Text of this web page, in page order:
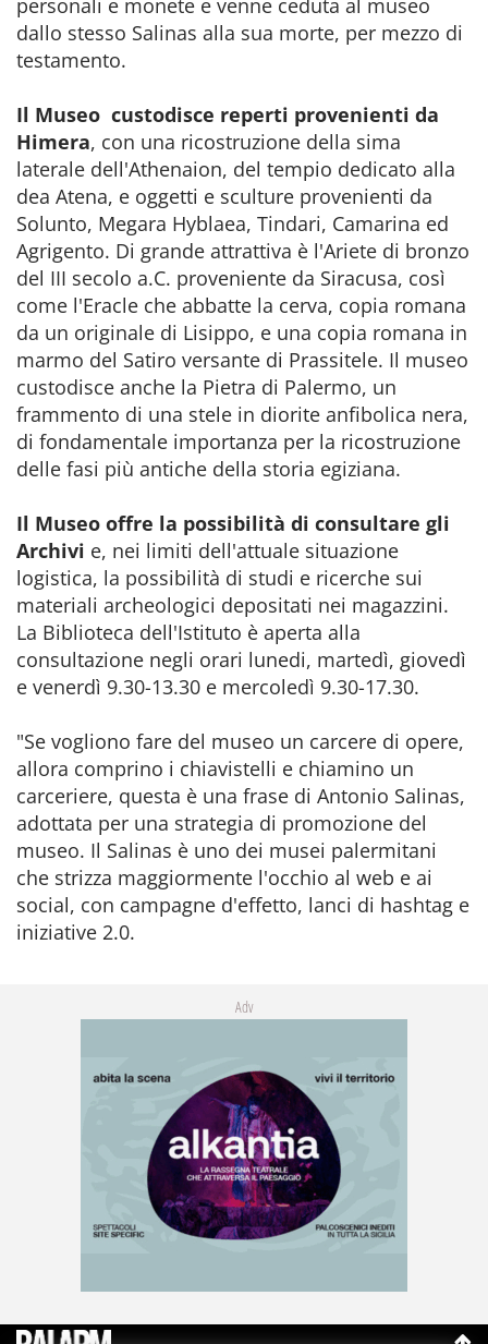
personali e monete e venne ceduta al museo
dallo stesso Salinas alla sua morte, per mezzo di
testamento.
Il Museo custodisce reperti provenienti da
Himera, con una ricostruzione della sima
laterale dell'Athenaion, del tempio dedicato alla
dea Atena, e oggetti e sculture provenienti da
Solunto, Megara Hyblaea, Tindari, Camarina ed
Agrigento. Di grande attrattiva è l'Ariete di bronzo
del III secolo a.C. proveniente da Siracusa, così
come l'Eracle che abbatte la cerva, copia romana
da un originale di Lisippo, e una copia romana in
marmo del Satiro versante di Prassitele. Il museo
custodisce anche la Pietra di Palermo, un
frammento di una stele in diorite anfibolica nera,
di fondamentale importanza per la ricostruzione
delle fasi più antiche della storia egiziana.
Il Museo offre la possibilità di consultare gli
Archivi e, nei limiti dell'attuale situazione
logistica, la possibilità di studi e ricerche sui
materiali archeologici depositati nei magazzini.
La Biblioteca dell'Istituto è aperta alla
consultazione negli orari lunedi, martedì, giovedì
e venerdì 9.30-13.30 e mercoledì 9.30-17.30.
"Se vogliono fare del museo un carcere di opere,
allora comprino i chiavistelli e chiamino un
carceriere, questa è una frase di Antonio Salinas,
adottata per una strategia di promozione del
museo. Il Salinas è uno dei musei palermitani
che strizza maggiormente l'occhio al web e ai
social, con campagne d'effetto, lanci di hashtag e
iniziative 2.0.
Adv